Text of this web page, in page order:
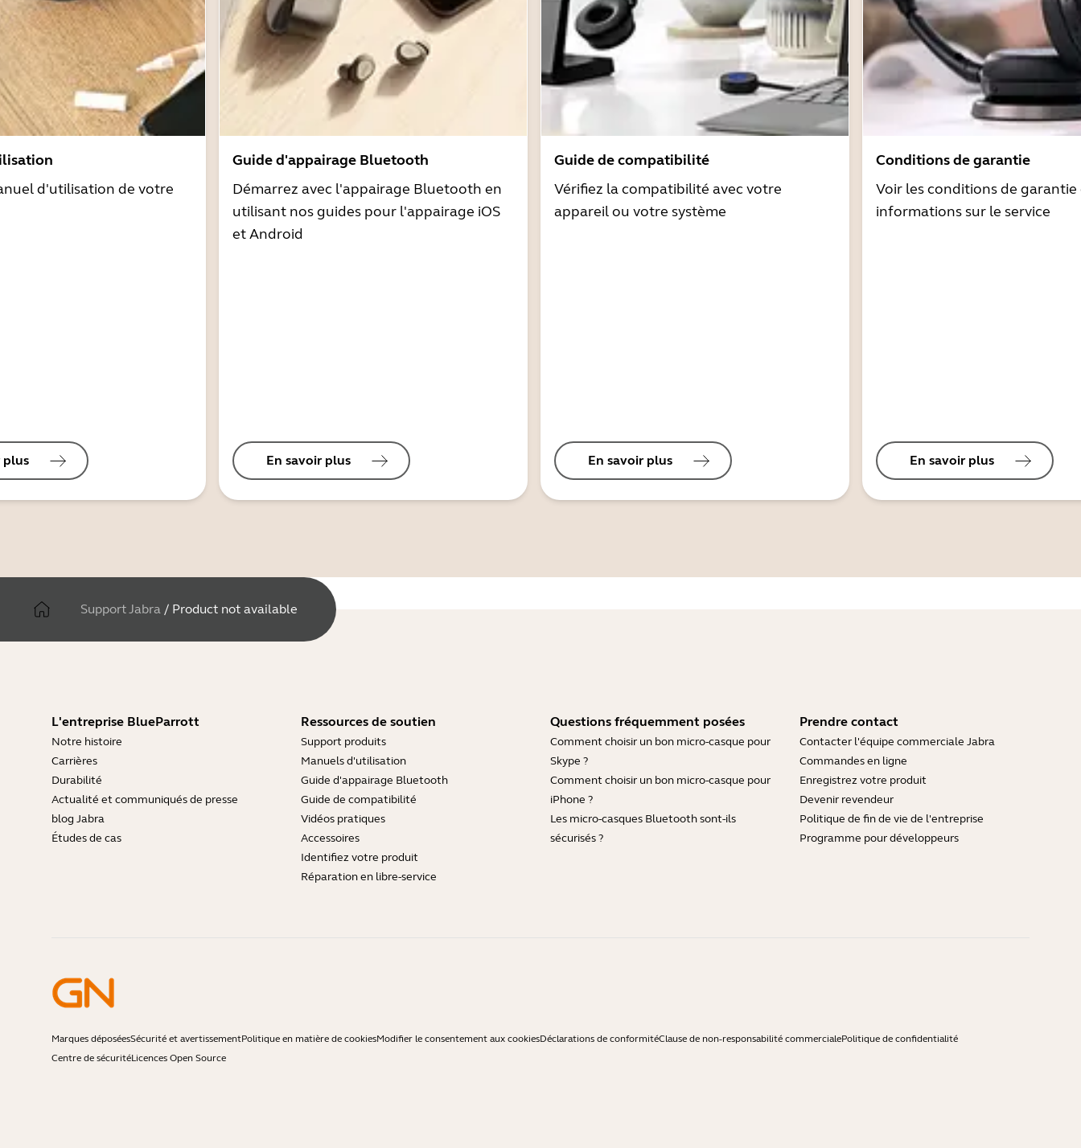
d'utilisation de votre
plus
Guide d'appairage Bluetooth
Démarrez avec l'appairage Bluetooth en
utilisant nos guides pour l'appairage iOS
et Android
En savoir plus
Guide de compatibilité
Vérifiez la compatibilité avec votre
appareil ou votre système
En savoir plus
Conditions de garantie
Voir les conditions de garantie
informations sur le service
En savoir plus
Support Jabra / Product not available
L'entreprise BlueParrott
Notre histoire
Carrières
Durabilité
Actualité et communiqués de presse
blog Jabra
Études de cas
Ressources de soutien
Support produits
Manuels d'utilisation
Guide d'appairage Bluetooth
Guide de compatibilité
Vidéos pratiques
Accessoires
Identifiez votre produit
Réparation en libre-service
Questions fréquemment posées
Comment choisir un bon micro-casque pour
Skype ?
Comment choisir un bon micro-casque pour
iPhone ?
Les micro-casques Bluetooth sont-ils
sécurisés ?
Prendre contact
Contacter l'équipe commerciale Jabra
Commandes en ligne
Enregistrez votre produit
Devenir revendeur
Politique de fin de vie de l'entreprise
Programme pour développeurs
Marques déposéesSécurité et avertissementPolitique en matière de cookiesModifier le consentement aux cookiesDéclarations de conformitéClause de non-responsabilité commercialePolitique de confidentialité
Centre de sécuritéLicences Open Source